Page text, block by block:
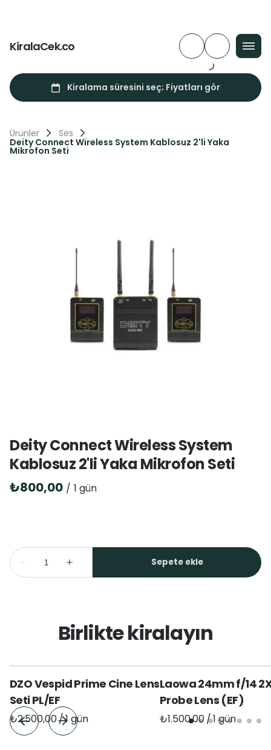
KiralaCek.co
Ürünler Ses
Deity Connect Wireless System Kablosuz 2'li Yaka
Mikrofon Seti
Deity Connect Wireless System
Kablosuz 2'li Yaka Mikrofon Seti
/
Birlikte kiralayın
DZO Vespid Prime Cine Lens
Seti PL/EF
/
Laowa 24mm f/14
Probe Lens (EF)
/